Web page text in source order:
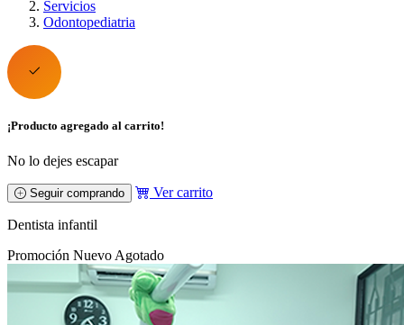
Servicios
Odontopediatria
¡Producto agregado al carrito!
No lo dejes escapar
Seguir comprando Ver carrito
Dentista infantil
Promoción Nuevo Agotado